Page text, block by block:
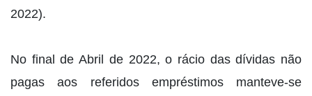
2022).
No final de Abril de 2022, o rácio das dívidas não
pagas aos referidos empréstimos manteve-se